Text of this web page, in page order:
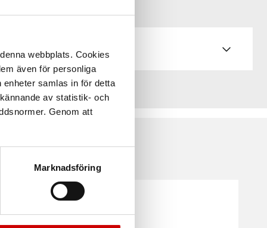
webbplats. Cookies
även för personliga
samlas in för detta
av statistik- och
Genom att
Marknadsföring